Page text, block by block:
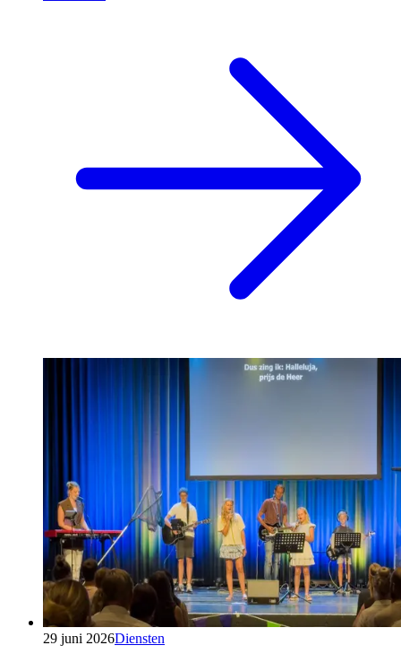
29 juni 2026Diensten